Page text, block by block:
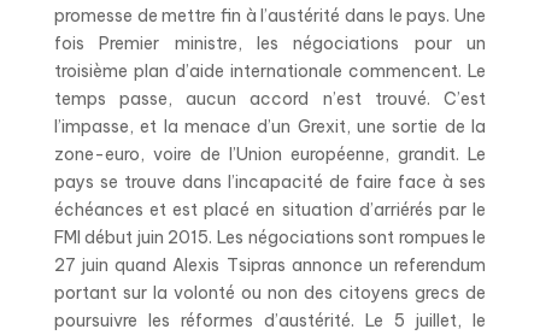
promesse de mettre fin à l’austérité dans le pays. Une
fois Premier ministre, les négociations pour un
troisième plan d’aide internationale commencent. Le
temps passe, aucun accord n’est trouvé. C’est
l’impasse, et la menace d’un Grexit, une sortie de la
zone-euro, voire de l’Union européenne, grandit. Le
pays se trouve dans l’incapacité de faire face à ses
échéances et est placé en situation d’arriérés par le
FMI début juin 2015. Les négociations sont rompues le
27 juin quand Alexis Tsipras annonce un referendum
portant sur la volonté ou non des citoyens grecs de
poursuivre les réformes d’austérité. Le 5 juillet, le